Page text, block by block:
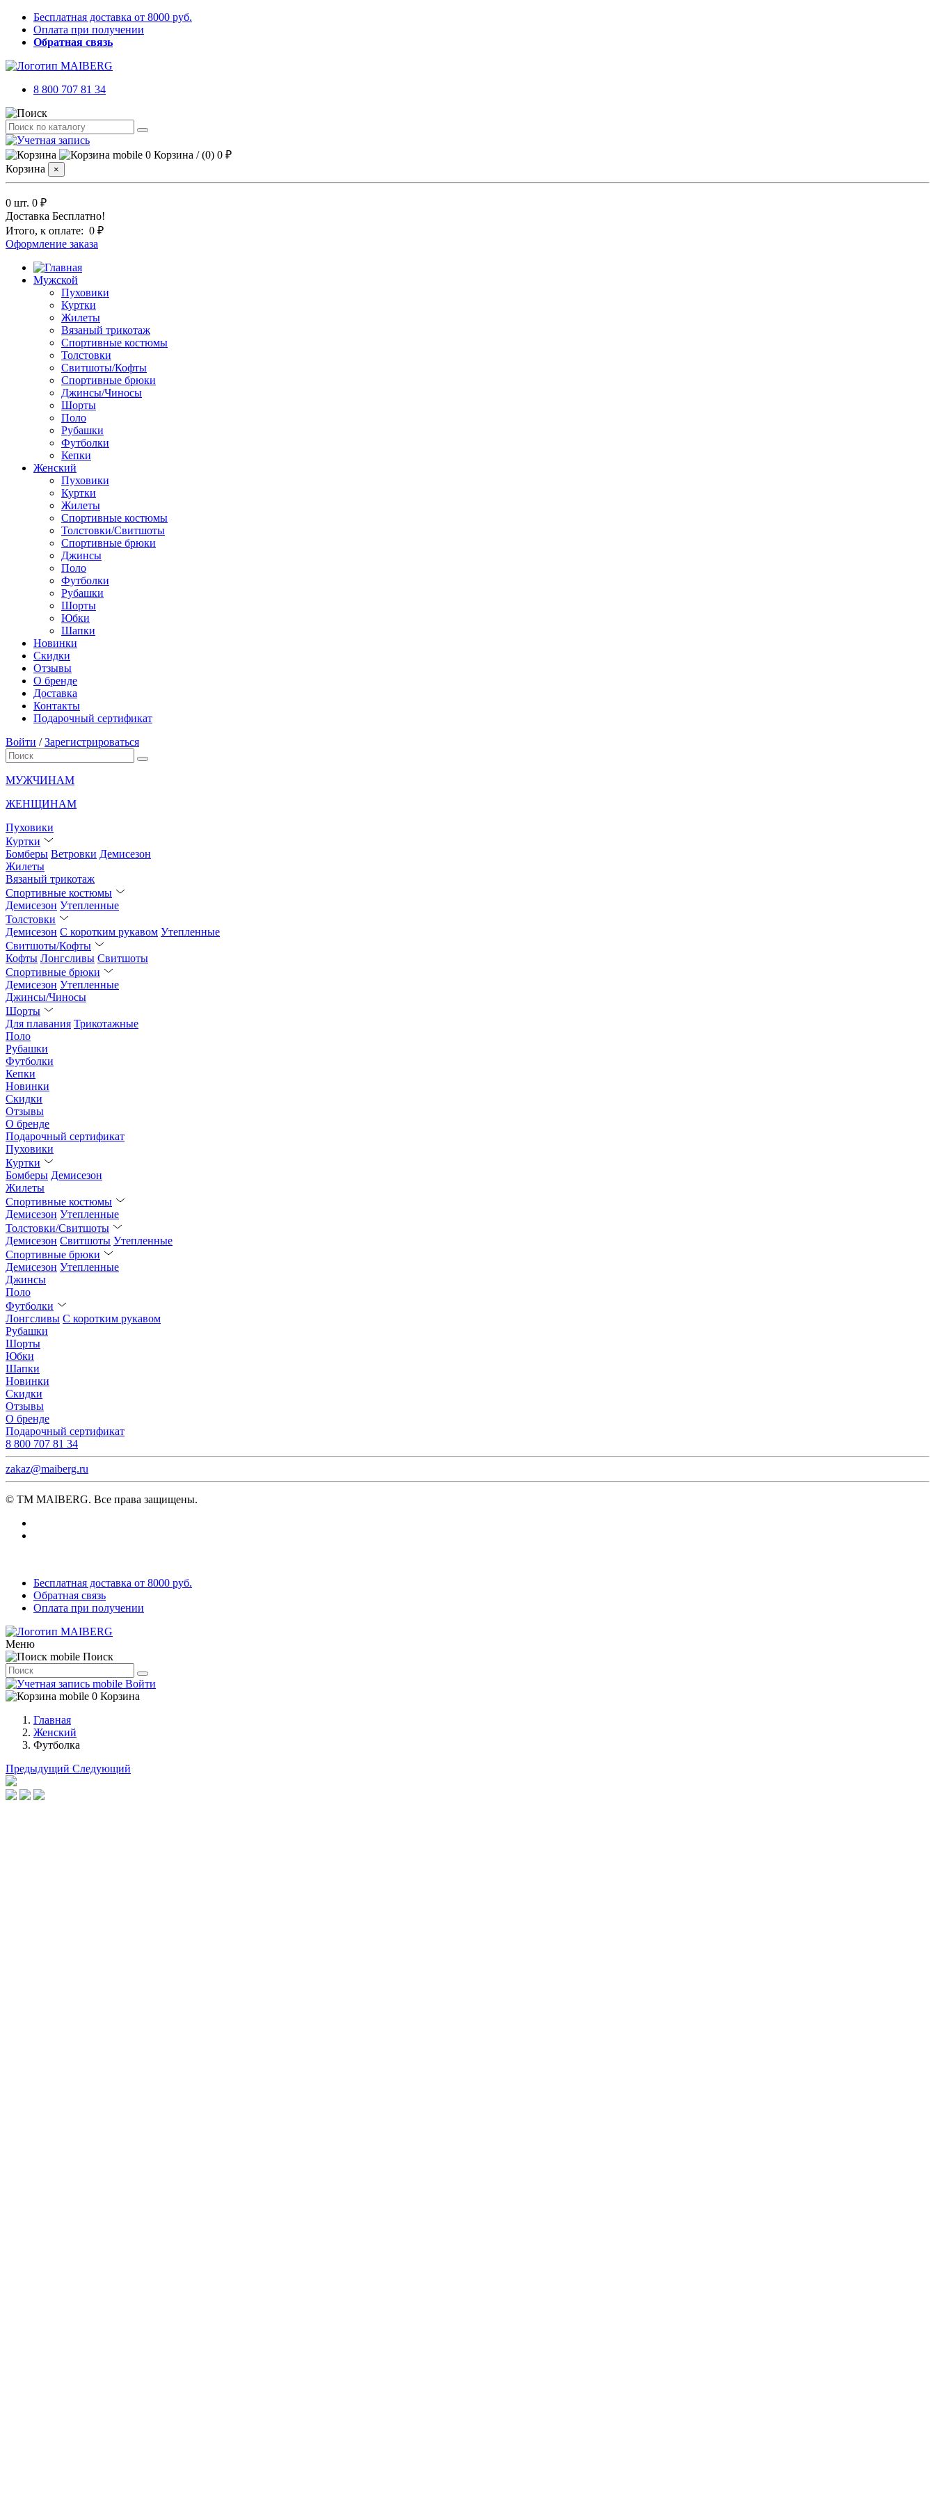
Бесплатная доставка от 8000 руб.
Оплата при получении
Обратная связь
8 800 707 81 34
0 Корзина /(0) 0 ₽
Корзина
×
0 шт. 0 ₽
Доставка Бесплатно!
Итого, к оплате: 0 ₽
Оформление заказа
Мужской
Пуховики
Куртки
Жилеты
Вязаный трикотаж
Спортивные костюмы
Толстовки
Свитшоты/Кофты
Спортивные брюки
Джинсы/Чиносы
Шорты
Поло
Рубашки
Футболки
Кепки
Женский
Пуховики
Куртки
Жилеты
Спортивные костюмы
Толстовки/Свитшоты
Спортивные брюки
Джинсы
Поло
Футболки
Рубашки
Шорты
Юбки
Шапки
Новинки
Скидки
Отзывы
О бренде
Доставка
Контакты
Подарочный сертификат
Войти /Зарегистрироваться
МУЖЧИНАМ
ЖЕНЩИНАМ
Пуховики
Куртки
Бомберы Ветровки Демисезон
Жилеты
Вязаный трикотаж
Спортивные костюмы
Демисезон Утепленные
Толстовки
Демисезон С коротким рукавом Утепленные
Свитшоты/Кофты
Кофты Лонгсливы Свитшоты
Спортивные брюки
Демисезон Утепленные
Джинсы/Чиносы
Шорты
Для плавания Трикотажные
Поло
Рубашки
Футболки
Кепки
Новинки
Скидки
Отзывы
О бренде
Подарочный сертификат
Пуховики
Куртки
Бомберы Демисезон
Жилеты
Спортивные костюмы
Демисезон Утепленные
Толстовки/Свитшоты
Демисезон Свитшоты Утепленные
Спортивные брюки
Демисезон Утепленные
Джинсы
Поло
Футболки
Лонгсливы С коротким рукавом
Рубашки
Шорты
Юбки
Шапки
Новинки
Скидки
Отзывы
О бренде
Подарочный сертификат
8 800 707 81 34
zakaz@maiberg.ru
© ТМ MAIBERG. Все права защищены.
Бесплатная доставка от 8000 руб.
Обратная связь
Оплата при получении
Меню
Поиск
Войти
0 Корзина
Главная
Женский
Футболка
Предыдущий Следующий